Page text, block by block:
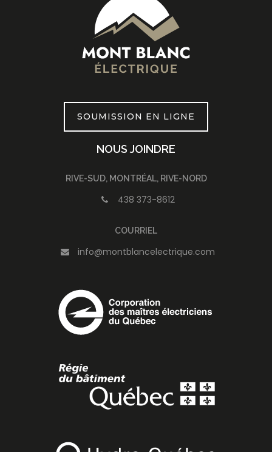
SOUMISSION EN LIGNE
NOUS JOINDRE
RIVE-SUD, MONTRÉAL, RIVE-NORD
438 373-8612
COURRIEL
info@montblancelectrique.com